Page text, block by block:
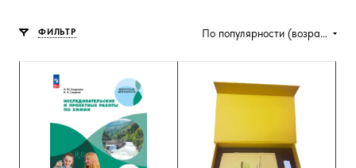
ФИЛЬТР По популярности (возрастание)